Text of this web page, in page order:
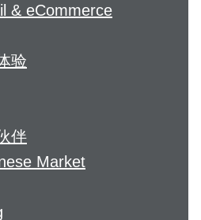
& eCommerce
验
伴
Market